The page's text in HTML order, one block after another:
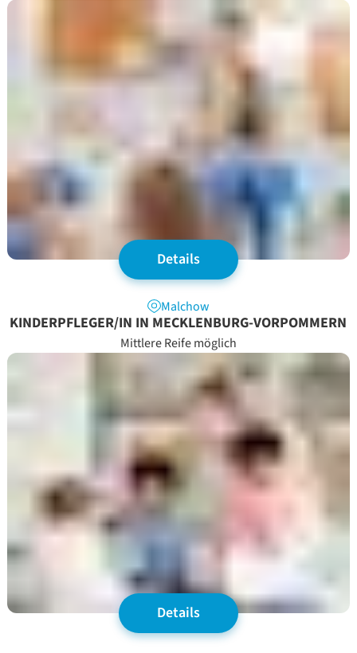
Details
Malchow
KINDERPFLEGER/IN IN MECKLENBURG-VORPOMMERN
Mittlere Reife möglich
Details